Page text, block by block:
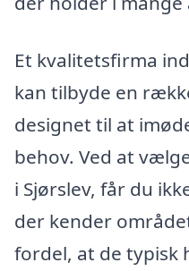
Et kvalitetsfirma
kan tilbyde en
designet til at
behov. Ved at
i Sjørslev, får du
der kender
fordel, at de typisk